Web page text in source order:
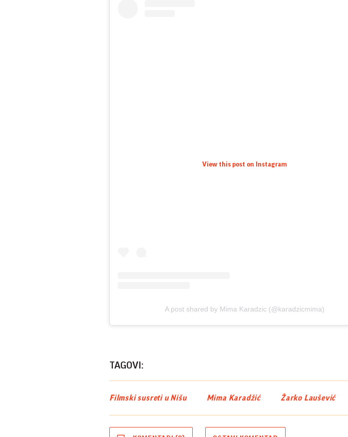
View this post on Instagram
A post shared by Mima Karadzic (@karadzicmima)
TAGOVI:
Filmski susreti u Nišu Mima Karadžić Žarko Laušević